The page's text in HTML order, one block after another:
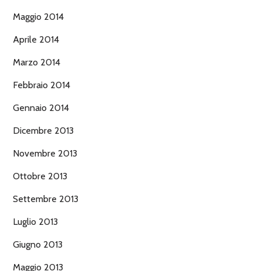
Maggio 2014
Aprile 2014
Marzo 2014
Febbraio 2014
Gennaio 2014
Dicembre 2013
Novembre 2013
Ottobre 2013
Settembre 2013
Luglio 2013
Giugno 2013
Maggio 2013